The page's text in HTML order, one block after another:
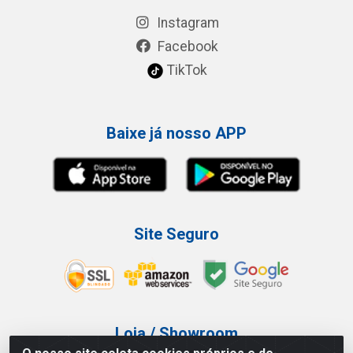
Instagram
Facebook
TikTok
Baixe já nosso APP
Site Seguro
Loja / Showroom